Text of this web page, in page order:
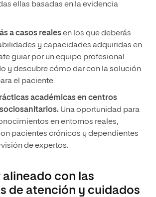
ellas basadas en la evidencia
a casos realesen los que deberás
y capacidades adquiridas en
guiar por un equipo profesional
y descubre cómo dar con la solución
el paciente.
académicas en centros
Una oportunidad para
en entornos reales,
pacientes crónicos y dependientes
de expertos.
alineado con las
de atención y cuidados